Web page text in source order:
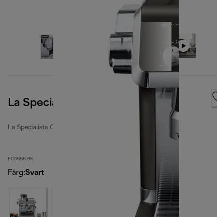
La Specialista Opera
La Specialista Opera
EC9555.BK
Färg:Svart